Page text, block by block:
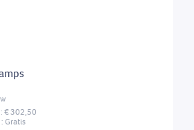
€ 302,50
Gratis